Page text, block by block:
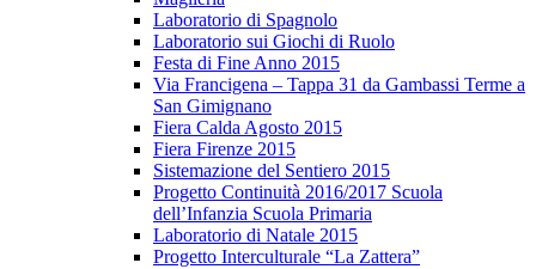
Laboratorio di Spagnolo
Laboratorio sui Giochi di Ruolo
Festa di Fine Anno 2015
Via Francigena – Tappa 31 da Gambassi Terme a
San Gimignano
Fiera Calda Agosto 2015
Fiera Firenze 2015
Sistemazione del Sentiero 2015
Progetto Continuità 2016/2017 Scuola
dell’Infanzia Scuola Primaria
Laboratorio di Natale 2015
Progetto Interculturale “La Zattera”